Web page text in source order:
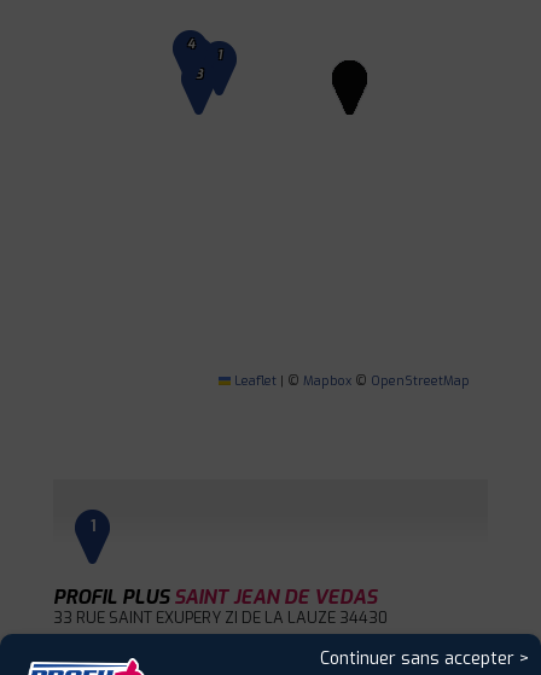
1
2
3
4
Leaflet | © Mapbox © OpenStreetMap
1
PROFIL PLUSSAINT JEAN DE VEDAS
33 RUE SAINT EXUPERY ZI DE LA LAUZE 34430
ST JEAN DE VEDAS
0467990099
Continuer sans accepter >